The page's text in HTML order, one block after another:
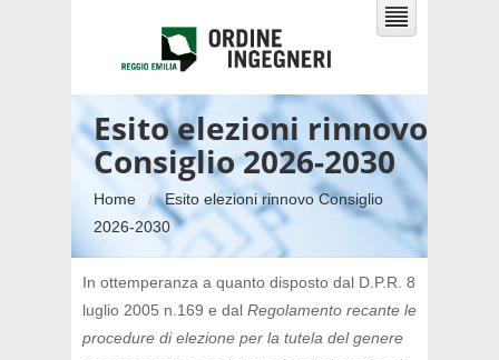
Esito elezioni rinnovo
Consiglio 2026-2030
Home
Esito elezioni rinnovo Consiglio
2026-2030
In ottemperanza a quanto disposto dal D.P.R. 8
luglio 2005 n.169 e dal Regolamento recante le
procedure di elezione per la tutela del genere